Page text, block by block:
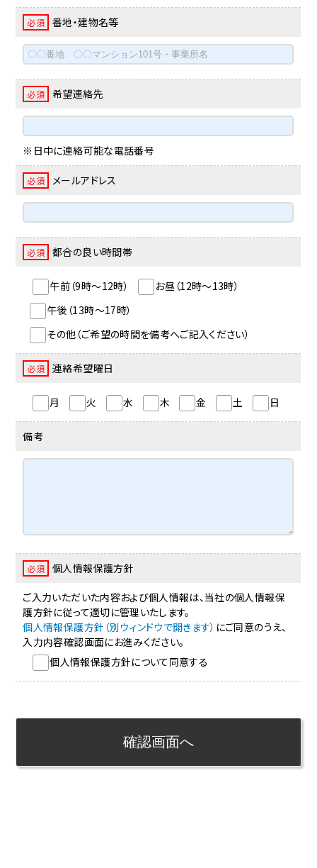
必須 番地・建物名等
必須 希望連絡先
※日中に連絡可能な電話番号
必須 メールアドレス
必須 都合の良い時間帯
午前（9時～12時）
お昼（12時～13時）
午後（13時～17時）
その他（ご希望の時間を備考へご記入ください）
必須 連絡希望曜日
月 火 水 木 金 土 日
備考
必須 個人情報保護方針
ご入力いただいた内容および個人情報は、当社の個人情報保
護方針に従って適切に管理いたします。
個人情報保護方針（別ウィンドウで開きます） にご同意のうえ、
入力内容確認画面にお進みください。
個人情報保護方針について同意する